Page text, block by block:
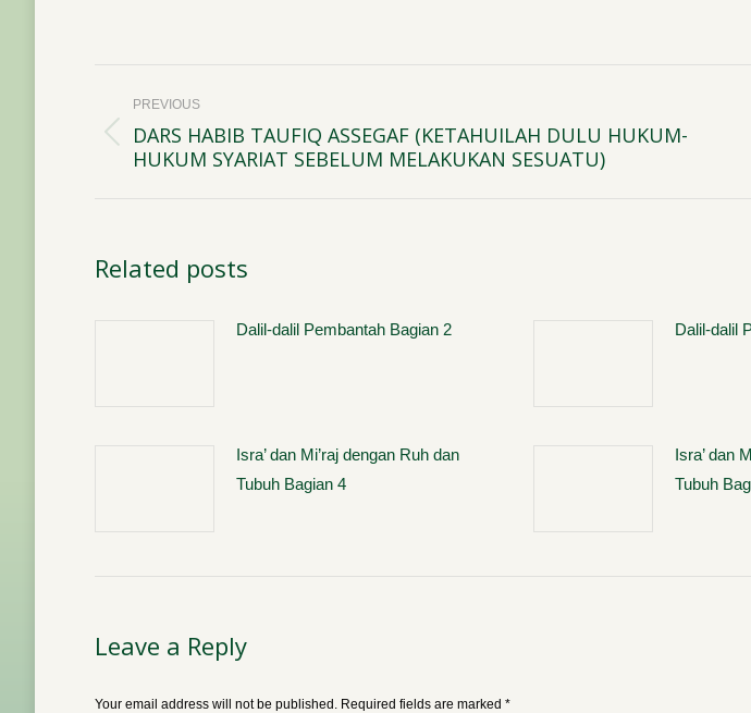
Post
navigation
PREVIOUS
Previous
DARS HABIB TAUFIQ ASSEGAF (KETAHUILAH DULU HUKUM-
HUKUM SYARIAT SEBELUM MELAKUKAN SESUATU)
Related posts
Dalil-dalil Pembantah Bagian 2 Dalil-dalil
Isra’ dan Mi’raj dengan Ruh dan
Tubuh Bagian 4
Isra’ dan
Tubuh
Leave a Reply
Your email address will not be published. Required fields are marked *